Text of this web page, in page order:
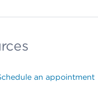
an appointment